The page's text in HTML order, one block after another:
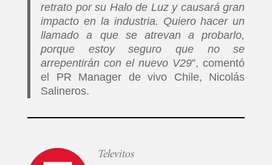
retrato por su Halo de Luz y causará gran
impacto en la industria. Quiero hacer un
llamado a que se atrevan a probarlo,
porque estoy seguro que no se
arrepentirán con el nuevo V29”, comentó
el PR Manager de vivo Chile, Nicolás
Salineros.
Televitos